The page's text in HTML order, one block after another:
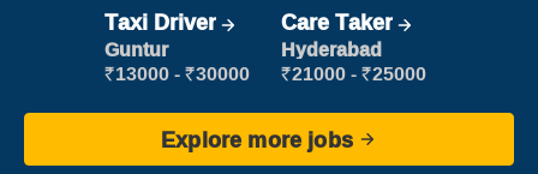
Taxi Driver
Guntur
₹13000 - ₹30000
Care Taker
Hyderabad
₹21000 - ₹25000
Explore more jobs